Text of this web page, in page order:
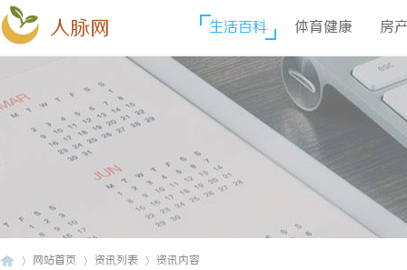
人脉网 生活百科 体育健康 房
网站首页 资讯列表 资讯内容